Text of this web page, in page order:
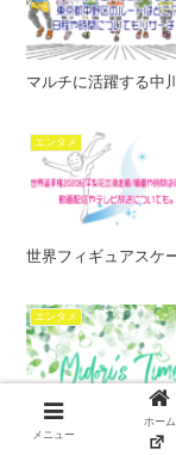
マルチに活躍する中
エンタメ
世界フィギュアスケ
エンタメ
羽生結弦、ネイサン
メニュー
ホーム